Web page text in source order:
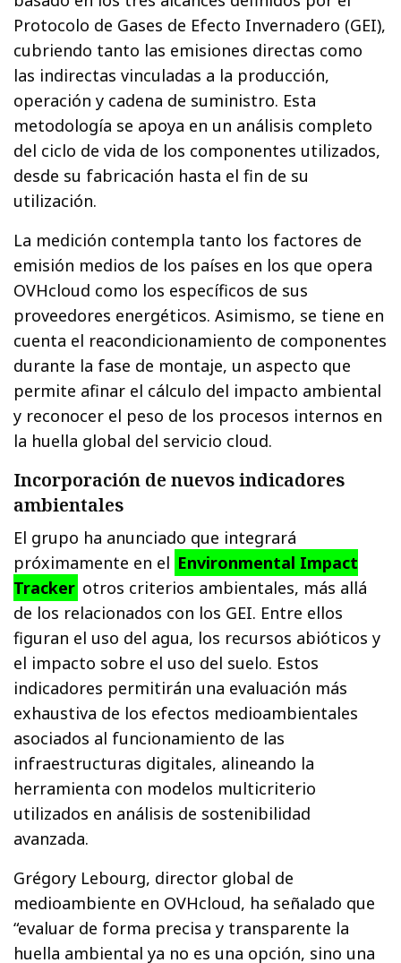
Protocolo de Gases de Efecto Invernadero (GEI),
cubriendo tanto las emisiones directas como
las indirectas vinculadas a la producción,
operación y cadena de suministro. Esta
metodología se apoya en un análisis completo
del ciclo de vida de los componentes utilizados,
desde su fabricación hasta el fin de su
utilización.
La medición contempla tanto los factores de
emisión medios de los países en los que opera
OVHcloud como los específicos de sus
proveedores energéticos. Asimismo, se tiene en
cuenta el reacondicionamiento de componentes
durante la fase de montaje, un aspecto que
permite afinar el cálculo del impacto ambiental
y reconocer el peso de los procesos internos en
la huella global del servicio cloud.
Incorporación de nuevos indicadores
ambientales
El grupo ha anunciado que integrará
próximamente en el Environmental Impact
Tracker otros criterios ambientales, más allá
de los relacionados con los GEI. Entre ellos
figuran el uso del agua, los recursos abióticos y
el impacto sobre el uso del suelo. Estos
indicadores permitirán una evaluación más
exhaustiva de los efectos medioambientales
asociados al funcionamiento de las
infraestructuras digitales, alineando la
herramienta con modelos multicriterio
utilizados en análisis de sostenibilidad
avanzada.
Grégory Lebourg, director global de
medioambiente en OVHcloud, ha señalado que
“evaluar de forma precisa y transparente la
huella ambiental ya no es una opción, sino una